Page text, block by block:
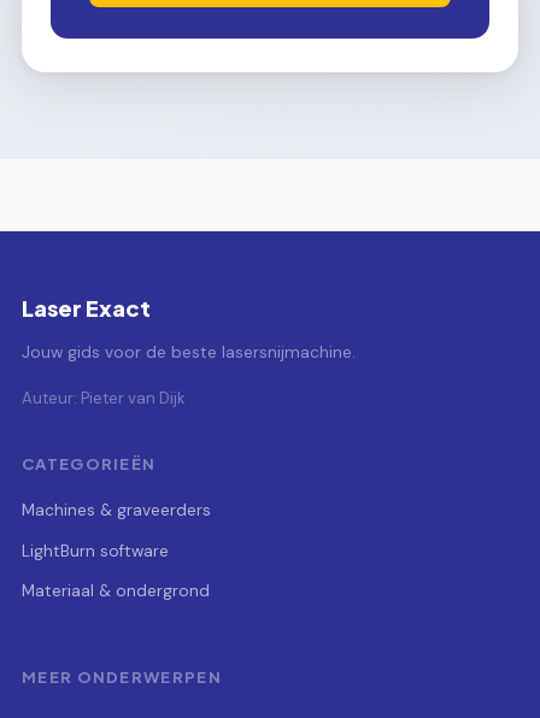
Laser Exact
Jouw gids voor de beste lasersnijmachine.
Auteur: Pieter van Dijk
CATEGORIEËN
Machines & graveerders
LightBurn software
Materiaal & ondergrond
MEER ONDERWERPEN